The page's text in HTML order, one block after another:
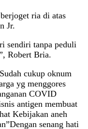
ria di atas
Jr.
sendiri tanpa peduli
Robert Bria.
cukup oknum
yg menggores
COVID
antigen membuat
Kebijakan aneh
senang hati